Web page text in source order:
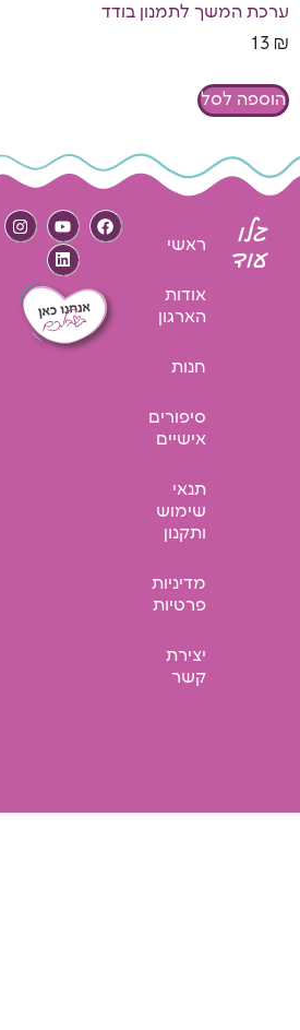
ערכת המשך לתמנון בודד
13 ₪
הוספה לסל
גלו
עוד
ראשי
אודות
הארגון
חנות
סיפורים
אישיים
תנאי
שימוש
ותקנון
מדיניות
פרטיות
יצירת
קשר